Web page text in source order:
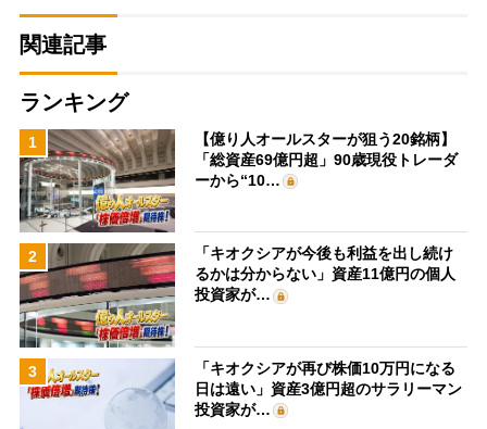
関連記事
ランキング
1
【億り人オールスターが狙う20銘柄】
「総資産69億円超」90歳現役トレーダ
ーから“10…
2
「キオクシアが今後も利益を出し続け
るかは分からない」資産11億円の個人
投資家が…
3
「キオクシアが再び株価10万円になる
日は遠い」資産3億円超のサラリーマン
投資家が…